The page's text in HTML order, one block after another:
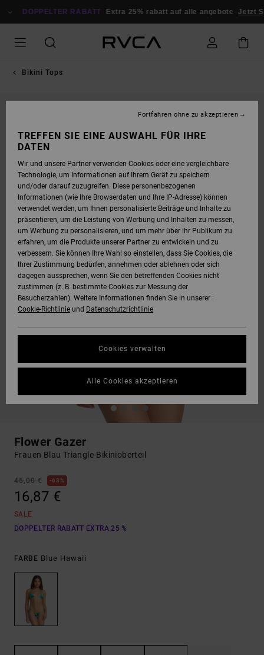
ZUR
DOPPELTER RABATT Extra 25% rabatt auf alle angebote Jetzt
Bikini Tops
Flower Gazer
Frauen Blau Triangle-Bikinioberteil
45,00 € 63%
16,87 €
SALE
DOPPELTER RABATT EXTRA 25 %
FARBE Blue Hawaii
TREFFEN SIE EINE AUSWAHL FÜR IHRE
DATEN
Wir und unsere Partner verwenden Cookies oder eine vergleichbare
Technologie, um Informationen auf Ihrem Gerät zu speichern
und/oder darauf zuzugreifen. Diese personenbezogenen
Informationen (wie Ihre Browserdaten und Ihre IP-Adresse) können
verwendet werden, um Ihnen personalisierte Beiträge und Inhalte zu
präsentieren, um die Leistung von Werbung und Inhalten zu messen,
um Werbung zu personalisieren, und um mehr über ihr Publikum zu
erfahren, um die Produkte unserer Partner zu entwickeln und zu
verbessern. Sie können Ihre Wahl so einstellen, dass Sie Cookies, die
Ihrer Zustimmung bedürfen, annehmen oder ablehnen oder sich
dagegen aussprechen, wenn Sie den betreffenden Cookies nicht
zustimmen (z. B. bestimmte Cookies zur Messung der
Besucherzahlen). Weitere Informationen finden Sie in unserer :
Cookie-Richtlinie und Datenschutzrichtlinie
Cookies verwalten
Fortfahren ohne zu akzeptieren
Alle Cookies akzeptieren